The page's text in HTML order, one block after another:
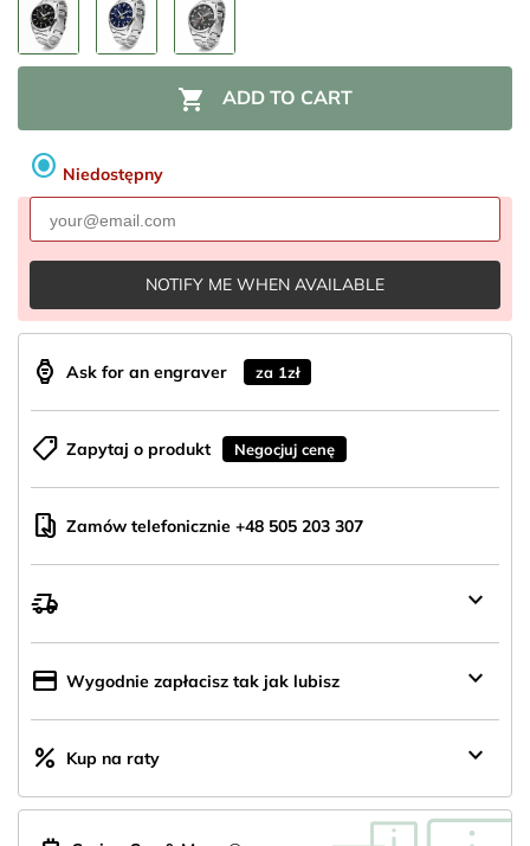
 ADD TO CART
radio_button_checked Niedostępny
NOTIFY ME WHEN AVAILABLE
aod_watch Ask for an engraver za 1zł
shoppingmode Zapytaj o produkt Negocjuj cenę
mobile_hand Zamów telefonicznie +48 505 203 307
delivery_truck_speed keyboard_arrow_down
credit_card Wygodnie zapłacisz tak jak lubisz keyboard_arrow_down
percent Kup na raty keyboard_arrow_down